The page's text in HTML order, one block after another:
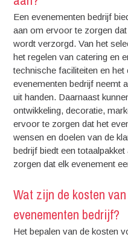
Een evenementen bedrijf
aan om ervoor te zorgen
wordt verzorgd. Van het
het regelen van catering en
technische faciliteiten en
evenementen bedrijf neemt
uit handen. Daarnaast
ontwikkeling, decoratie,
ervoor te zorgen dat het
wensen en doelen van de
bedrijf biedt een
zorgen dat elk evenement
Wat zijn de kosten
evenementen bedrijf?
Het bepalen van de kosten